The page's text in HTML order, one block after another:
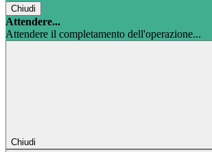
Chiudi
Attendere...
Attendere il completamento dell'operazione...
Chiudi